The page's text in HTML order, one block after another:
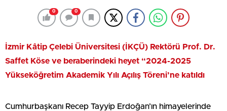
0 0
İzmir Kâtip Çelebi Üniversitesi (İKÇÜ) Rektörü Prof. Dr.
Saffet Köse ve beraberindeki heyet “2024-2025
Yükseköğretim Akademik Yılı Açılış Töreni’ne katıldı
Cumhurbaşkanı Recep Tayyip Erdoğan’ın himayelerinde